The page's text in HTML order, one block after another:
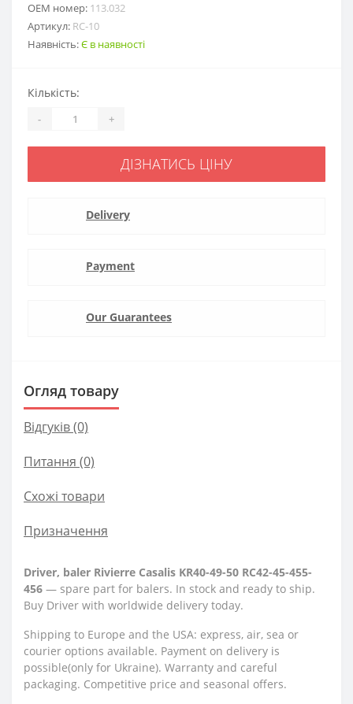
ОЕМ номер: 113.032
Артикул: RC-10
Наявність:Є в наявності
Кількість:
- +
ДІЗНАТИСЬ ЦІНУ
Delivery
Payment
Our Guarantees
Огляд товару
Відгуків (0)
Питання (0)
Схожі товари
Призначення
Driver, baler Rivierre Casalis KR40-49-50 RC42-45-455-
456 — spare part for balers. In stock and ready to ship.
Buy Driver with worldwide delivery today.
Shipping to Europe and the USA: express, air, sea or
courier options available. Payment on delivery is
possible(only for Ukraine). Warranty and careful
packaging. Competitive price and seasonal offers.